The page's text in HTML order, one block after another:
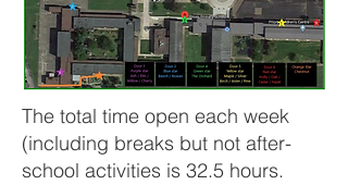
The total time open each week
(including breaks but not after-
school activities is 32.5 hours.